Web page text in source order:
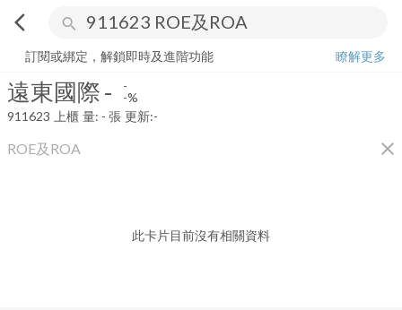
arrow_back_ios search
遠東國際 --%
訂閱或綁定，解鎖即時及進階功能
瞭解更多
遠東國際- -
-%
911623
上櫃 量: - 張 更新:-
ROE及ROA close
此卡片目前沒有相關資料